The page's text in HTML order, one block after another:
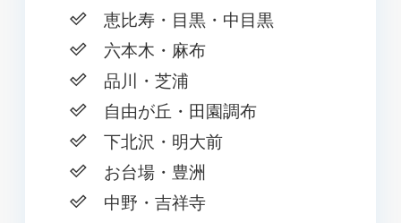
恵比寿・目黒・中目黒
六本木・麻布
品川・芝浦
自由が丘・田園調布
下北沢・明大前
お台場・豊洲
中野・吉祥寺